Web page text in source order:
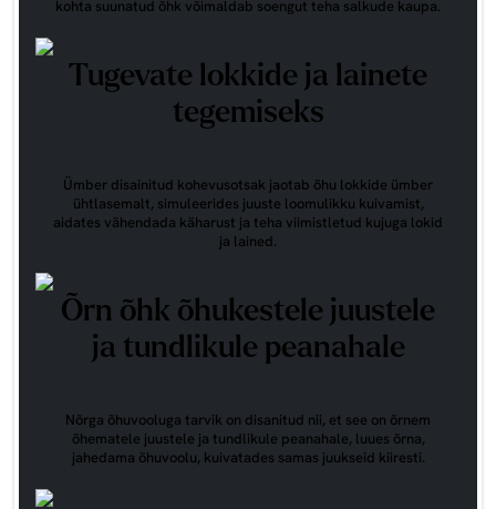
kohta suunatud õhk võimaldab soengut teha salkude kaupa.
Tugevate lokkide ja lainete
tegemiseks
Ümber disainitud kohevusotsak jaotab õhu lokkide ümber
ühtlasemalt, simuleerides juuste loomulikku kuivamist,
aidates vähendada käharust ja teha viimistletud kujuga lokid
ja lained.
Õrn õhk õhukestele juustele
ja tundlikule peanahale
Nõrga õhuvooluga tarvik on disanitud nii, et see on õrnem
õhematele juustele ja tundlikule peanahale, luues õrna,
jahedama õhuvoolu, kuivatades samas juukseid kiiresti.